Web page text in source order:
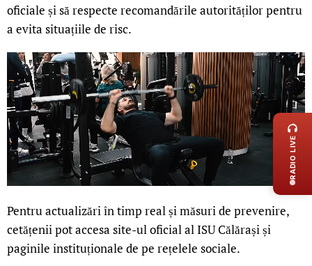
oficiale și să respecte recomandările autorităților pentru
a evita situațiile de risc.
Pentru actualizări în timp real și măsuri de prevenire,
cetățenii pot accesa site-ul oficial al ISU Călărași și
paginile instituționale de pe rețelele sociale.
RADIO LIVE